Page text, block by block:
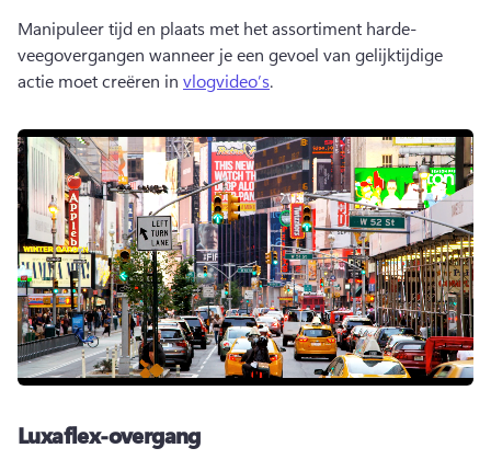
Manipuleer tijd en plaats met het assortiment harde-
veegovergangen wanneer je een gevoel van gelijktijdige
actie moet creëren in vlogvideo’s.
Luxaflex-overgang